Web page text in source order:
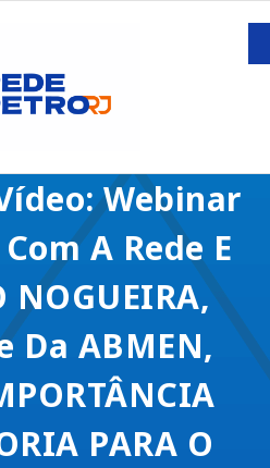
Webinar
A Rede E
NOGUEIRA,
Da ABMEN,
PARA O